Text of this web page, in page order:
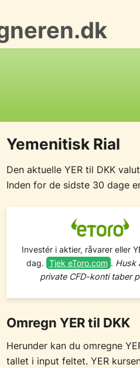
Yemenitisk Rial
Den aktuelle YER til DKK
Inden for de sidste 30 dage
Investér i aktier, råvarer eller
dag. Tjek eToro.com . Husk
private CFD-konti taber
Omregn YER til DKK
Herunder kan du omregne
tallet i input feltet. YER